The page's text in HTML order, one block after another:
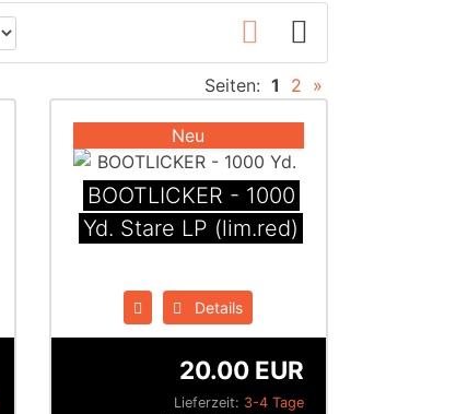
Seiten: 1 2 »
Neu
BOOTLICKER - 1000
Yd. Stare LP (lim.red)
Details
Lieferzeit: 3-4 Tage
20.00 EUR